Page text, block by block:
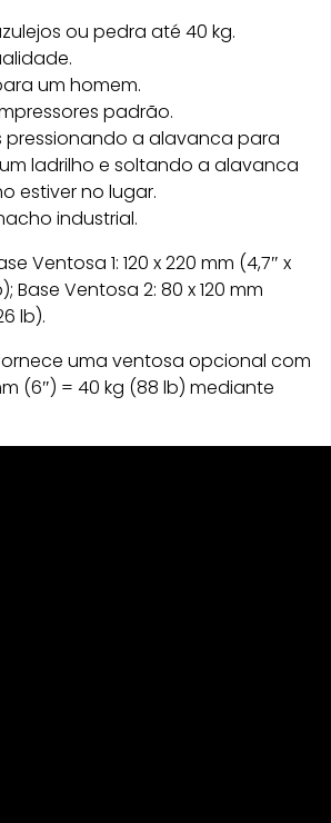
ou pedra até 40 kg.
um homem.
padrão.
pressionando a alavanca para
ladrilho e soltando a alavanca
estiver no lugar.
industrial.
Ventosa 1: 120 x 220 mm (4,7″ x
Base Ventosa 2: 80 x 120 mm
lb).
uma ventosa opcional com
(6″) = 40 kg (88 lb) mediante